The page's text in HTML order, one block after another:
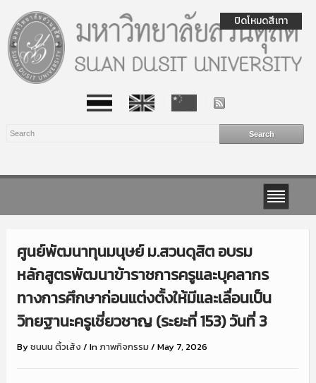
ศูนย์พัฒนาทุนมนุษย์ ม.สวนดุสิต อบรม
หลักสูตรพัฒนาข้าราชการครูและบุคลากร
ทางการศึกษาก่อนแต่งตั้งให้มีและเลื่อนเป็น
วิทยฐานะครูเชี่ยวชาญ (ระยะที่ 153) วันที่ 3
Byชนนน ติ้วเส้ง / Inภาพกิจกรรม / May 7, 2026
ปิดโหมดสีเทา